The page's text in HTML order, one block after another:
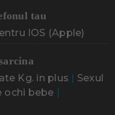
tau
IOS (Apple)
Kg. in plus | Sexul
ochi bebe |